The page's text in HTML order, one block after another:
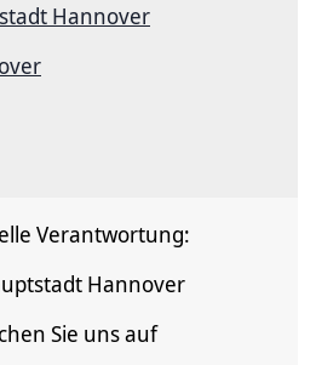
Hannover
Verantwortung:
Hannover
Sie uns auf